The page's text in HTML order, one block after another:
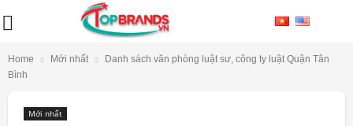
Home Mới nhất
Danh sách văn phòng luật sư, công ty luật Quận Tân
Bình
Mới nhất